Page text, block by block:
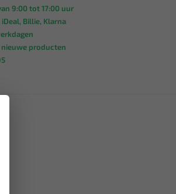
9:00 tot 17:00 uur
iDeal, Billie, Klarna
producten